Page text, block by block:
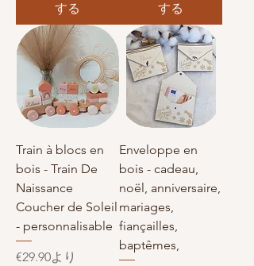
する
する
Train à blocs en
bois - Train De
Naissance
Coucher de Soleil
- personnalisable
€29.90より
セール価格
Enveloppe en
bois - cadeau,
noël, anniversaire,
mariages,
fiançailles,
baptêmes,